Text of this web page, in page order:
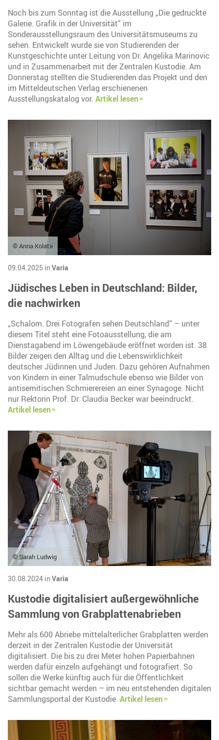
Noch bis zum Sonntag ist die Ausstellung „Die gedruckte
Galerie. Grafik in der Universität“ im
Sonderausstellungsraum des Universitätsmuseums zu
sehen. Entwickelt wurde sie von Studierenden der
Kunstgeschichte unter Leitung von Dr. Angelika Marinovic
und in Zusammenarbeit mit der Zentralen Kustodie. Am
Donnerstag stellten die Studierenden das Projekt und den
im Mitteldeutschen Verlag erschienenen
Ausstellungskatalog vor. Artikel lesen
© Anna Kolata
09.04.2025 in Varia
Jüdisches Leben in Deutschland: Bilder,
die nachwirken
„Schalom. Drei Fotografen sehen Deutschland“ – unter
diesem Titel steht eine Fotoausstellung, die am
Dienstagabend im Löwengebäude eröffnet worden ist. 38
Bilder zeigen den Alltag und die Lebenswirklichkeit
deutscher Jüdinnen und Juden. Dazu gehören Aufnahmen
von Kindern in einer Talmudschule ebenso wie Bilder von
antisemitischen Schmierereien an einer Synagoge. Nicht
nur Rektorin Prof. Dr. Claudia Becker war beeindruckt.
Artikel lesen
© Sarah Ludwig
30.08.2024 in Varia
Kustodie digitalisiert außergewöhnliche
Sammlung von Grabplattenabrieben
Mehr als 600 Abriebe mittelalterlicher Grabplatten werden
derzeit in der Zentralen Kustodie der Universität
digitalisiert. Die bis zu drei Meter hohen Papierbahnen
werden dafür einzeln aufgehängt und fotografiert. So
sollen die Werke künftig auch für die Öffentlichkeit
sichtbar gemacht werden – im neu entstehenden digitalen
Sammlungsportal der Kustodie. Artikel lesen